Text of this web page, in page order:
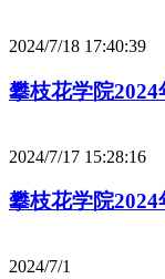
2024/7/18 17:40:39
攀枝花学院
2024/7/17 15:28:16
攀枝花学院
2024/7/1